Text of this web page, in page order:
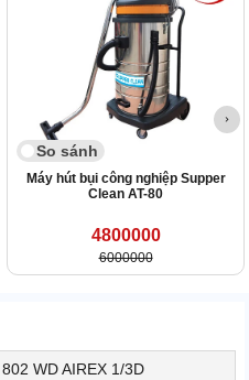
So sánh
Máy hút bụi công nghiệp Supper
Clean AT-80
4800000
6000000
802 WD AIREX 1/3D